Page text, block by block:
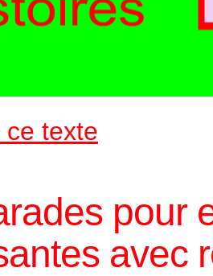
ce texte
pour
avec